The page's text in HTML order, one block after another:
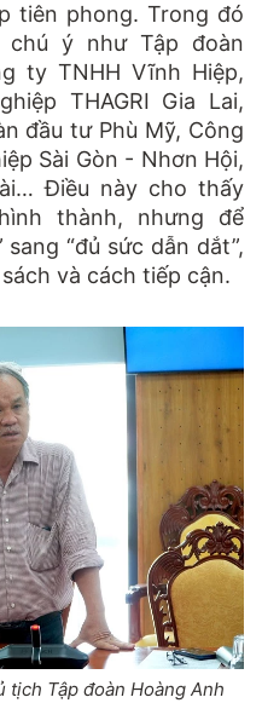
tiên phong. Trong đó
ý như Tập đoàn
ty TNHH Vĩnh Hiệp,
THAGRI Gia Lai,
đầu tư Phù Mỹ, Công
Sài Gòn - Nhơn Hội,
Điều này cho thấy
thành, nhưng để
“đủ sức dẫn dắt”,
và cách tiếp cận.
Tập đoàn Hoàng Anh